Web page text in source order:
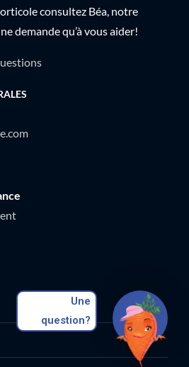
consultez Béa, notre
demande qu’à vous aider!
Une
question?